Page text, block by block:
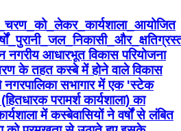
आधारभूत विकास परियोजना
के तहत कस्बे में होने वाले विकास
नगरपालिका सभागार में एक 'स्टेक
परामर्श कार्यशाला) का
में कस्बेवासियों ने वर्षों से लंबित